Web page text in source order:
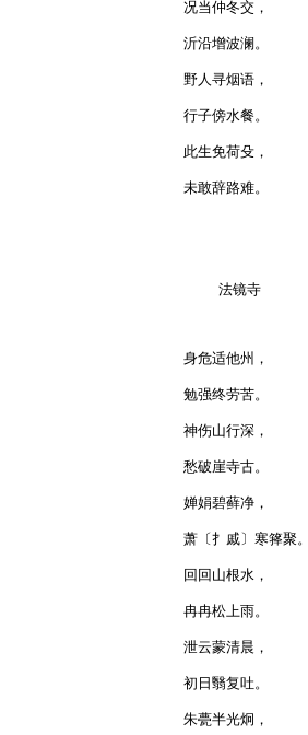
况当仲冬交，
沂沿增波澜。
野人寻烟语，
行子傍水餐。
此生免荷殳，
未敢辞路难。
    法镜寺
身危适他州，
勉强终劳苦。
神伤山行深，
愁破崖寺古。
婵娟碧藓净，
萧〔扌戚〕寒箨聚。
回回山根水，
冉冉松上雨。
泄云蒙清晨，
初日翳复吐。
朱甍半光炯，